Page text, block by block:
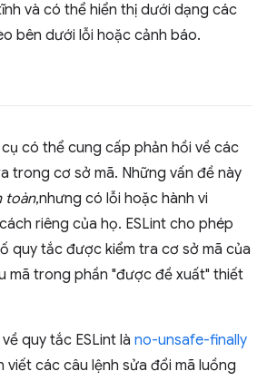
và có thể hiển thị dưới dạng các
bên dưới lỗi hoặc cảnh báo.
có thể cung cấp phản hồi về các
trong cơ sở mã. Những vấn đề này
toàn,nhưng có lỗi hoặc hành vi
riêng của họ. ESLint cho phép
quy tắc được kiểm tra cơ sở mã của
mã trong phần "được đề xuất" thiết
quy tắc ESLint là no-unsafe-finally
viết các câu lệnh sửa đổi mã luồng